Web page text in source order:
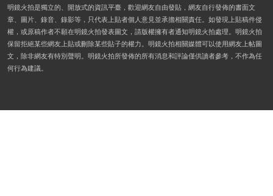
明鏡火拍是獨立的、開放式的資訊平臺，歡迎網友自由發貼，網友自行發佈的書面文
章、圖片、錄音、錄影等，只代表上貼者個人意見並承擔相關責任。如發現上貼稿件侵
權，或原稿作者不願在明鏡火拍發表圖文，請版權擁有者通知明鏡火拍處理。明鏡火拍
保留拒絕某些網友上貼或刪除某些貼子的權力。明鏡火拍相關媒體可以使用網友上帖圖
文，除非網友有特別聲明。明鏡火拍所發佈的所有消息和評論僅供讀者參考，不作為任
何行為建議。